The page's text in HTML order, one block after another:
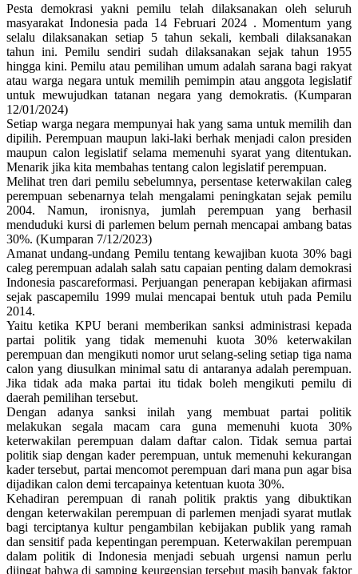
Pesta demokrasi yakni pemilu telah dilaksanakan oleh seluruh
masyarakat Indonesia pada 14 Februari 2024 . Momentum yang
selalu dilaksanakan setiap 5 tahun sekali, kembali dilaksanakan
tahun ini. Pemilu sendiri sudah dilaksanakan sejak tahun 1955
hingga kini. Pemilu atau pemilihan umum adalah sarana bagi rakyat
atau warga negara untuk memilih pemimpin atau anggota legislatif
untuk mewujudkan tatanan negara yang demokratis. (Kumparan
12/01/2024)
Setiap warga negara mempunyai hak yang sama untuk memilih dan
dipilih. Perempuan maupun laki-laki berhak menjadi calon presiden
maupun calon legislatif selama memenuhi syarat yang ditentukan.
Menarik jika kita membahas tentang calon legislatif perempuan.
Melihat tren dari pemilu sebelumnya, persentase keterwakilan caleg
perempuan sebenarnya telah mengalami peningkatan sejak pemilu
2004. Namun, ironisnya, jumlah perempuan yang berhasil
menduduki kursi di parlemen belum pernah mencapai ambang batas
30%. (Kumparan 7/12/2023)
Amanat undang-undang Pemilu tentang kewajiban kuota 30% bagi
caleg perempuan adalah salah satu capaian penting dalam demokrasi
Indonesia pascareformasi. Perjuangan penerapan kebijakan afirmasi
sejak pascapemilu 1999 mulai mencapai bentuk utuh pada Pemilu
2014.
Yaitu ketika KPU berani memberikan sanksi administrasi kepada
partai politik yang tidak memenuhi kuota 30% keterwakilan
perempuan dan mengikuti nomor urut selang-seling setiap tiga nama
calon yang diusulkan minimal satu di antaranya adalah perempuan.
Jika tidak ada maka partai itu tidak boleh mengikuti pemilu di
daerah pemilihan tersebut.
Dengan adanya sanksi inilah yang membuat partai politik
melakukan segala macam cara guna memenuhi kuota 30%
keterwakilan perempuan dalam daftar calon. Tidak semua partai
politik siap dengan kader perempuan, untuk memenuhi kekurangan
kader tersebut, partai mencomot perempuan dari mana pun agar bisa
dijadikan calon demi tercapainya ketentuan kuota 30%.
Kehadiran perempuan di ranah politik praktis yang dibuktikan
dengan keterwakilan perempuan di parlemen menjadi syarat mutlak
bagi terciptanya kultur pengambilan kebijakan publik yang ramah
dan sensitif pada kepentingan perempuan. Keterwakilan perempuan
dalam politik di Indonesia menjadi sebuah urgensi namun perlu
diingat bahwa di samping keurgensian tersebut masih banyak faktor